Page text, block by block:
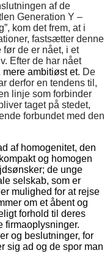
af de
Generation Y –
kom det frem, at i
fastsætter denne
de er nået, i et
Efter de har nået
mere ambitiøst et. De
derfor en tendens til,
linje som forbinder
taget på stedet,
forbundet med den
af homogenitet, den
og homogen
de unge
selskab, som er
mulighed for at rejse
om et åbent og
forhold til deres
firmaoplysninger.
og beslutninger, for
sig ad og de spor man